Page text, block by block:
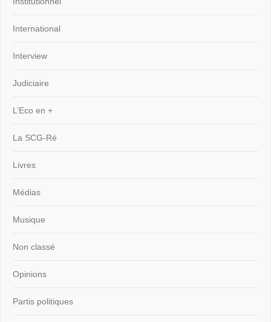
International
Interview
Judiciaire
L’Eco en +
La SCG-Ré
Livres
Médias
Musique
Non classé
Opinions
Partis politiques